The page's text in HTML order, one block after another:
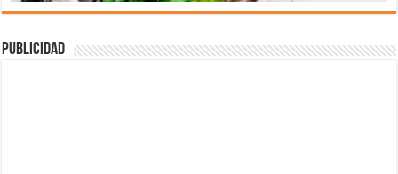
Publicidad